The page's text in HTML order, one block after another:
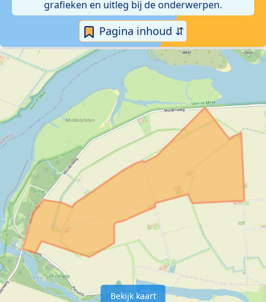
grafieken en uitleg bij de onderwerpen.
Pagina inhoud ⇵
Bekijk kaart